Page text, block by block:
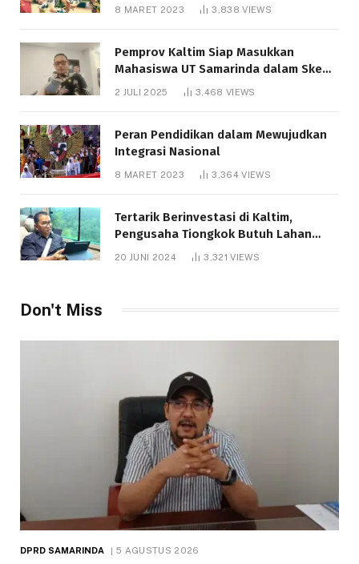
8 MARET 2023 3,838VIEWS
Pemprov Kaltim Siap Masukkan
Mahasiswa UT Samarinda dalam Skema
Bantuan Pendidikan Gratispol
2 JULI 2025 3,468 VIEWS
Peran Pendidikan dalam Mewujudkan
Integrasi Nasional
8 MARET 2023 3,364VIEWS
Tertarik Berinvestasi di Kaltim,
Pengusaha Tiongkok Butuh Lahan
1.000 Hektare
20 JUNI 2024 3,321VIEWS
Don't Miss
DPRD SAMARINDA 5 AGUSTUS 2026